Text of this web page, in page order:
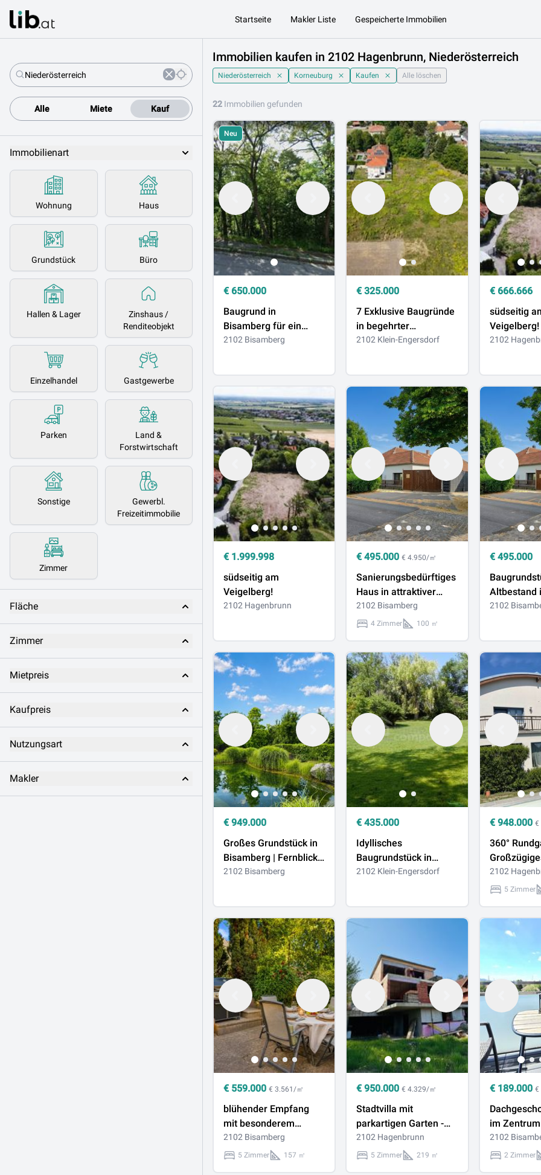
Startseite Makler Liste Gespeicherte Immobilien
Alle Miete Kauf
Immobilienart
Wohnung Haus
Grundstück Büro
Hallen & Lager
Zinshaus /
Renditeobjekt
Einzelhandel Gastgewerbe
Parken
Land &
Forstwirtschaft
Sonstige
Gewerbl.
Freizeitimmobilie
Zimmer
Fläche
Zimmer
Mietpreis
Kaufpreis
Nutzungsart
Makler
Immobilien kaufen in 2102 Hagenbrunn, Niederösterreich
Niederösterreich Korneuburg Kaufen Alle löschen
22 Immobilien gefunden
Neu
€ 650.000
Baugrund in
Bisamberg für ein
Einfamilienhaus
2102 Bisamberg
€325.000
7 Exklusive Baugründe
in begehrter
Bisamberg-Region
2102 Klein-Engersdorf
€ 666.666
südseitig
Veigelberg!
2102
€ 1.999.998
südseitig am
Veigelberg!
2102 Hagenbrunn
€495.000 € 4.950/㎡
Sanierungsbedürftiges
Haus in attraktiver
Lage von Bisamberg |
Grundstück ca. 631 m2
2102 Bisamberg
4 Zimmer 100 ㎡
€ 495.000
Altbestand
attraktiver
|
2102
€ 949.000
Großes Grundstück in
Bisamberg | Fernblick |
Grünblick | ca. 1052 m2
2102 Bisamberg
€435.000
Idyllisches
Baugrundstück in
Klein-Engersdorf –
Toren Wiens
2102 Klein-Engersdorf
€ 948.000 €
360°
360 m²
2102
5 Zimmer
€ 559.000 € 3.561/㎡
blühender Empfang
mit besonderem
Charme!
2102 Bisamberg
5 Zimmer 157 ㎡
€950.000 € 4.329/㎡
Stadtvilla mit
parkartigen Garten -
1953m²
Grundstücksfläche -
2102 Hagenbrunn
5 Zimmer 219 ㎡
€ 189.000 €
im Zentrum
| 2
2102
2 Zimmer